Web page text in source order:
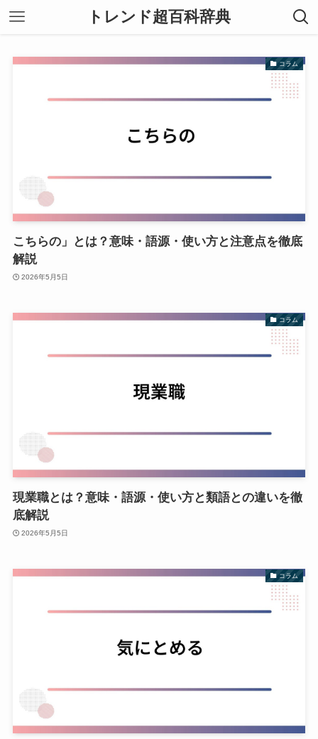
トレンド超百科辞典
コラム
こちらの」とは？意味・語源・使い方と注意点を徹底
解説
2026年5月5日
コラム
現業職とは？意味・語源・使い方と類語との違いを徹
底解説
2026年5月5日
コラム